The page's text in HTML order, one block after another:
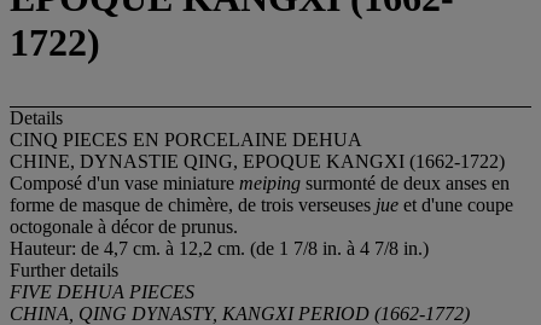
1722)
Details
CINQ PIECES EN PORCELAINE DEHUA
CHINE, DYNASTIE QING, EPOQUE KANGXI (1662-1722)
Composé d'un vase miniature meiping surmonté de deux anses en
forme de masque de chimère, de trois verseuses jue et d'une coupe
octogonale à décor de prunus.
Hauteur: de 4,7 cm. à 12,2 cm. (de 1 7/8 in. à 4 7/8 in.)
Further details
FIVE DEHUA PIECES
CHINA, QING DYNASTY, KANGXI PERIOD (1662-1772)